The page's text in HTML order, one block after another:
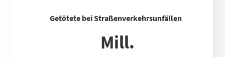
Getötete bei Straßenverkehrsunfällen
Mill.